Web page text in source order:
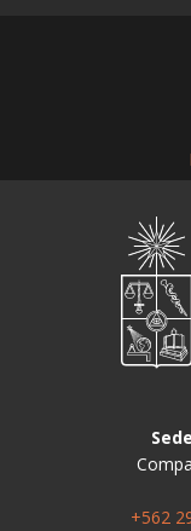
+562